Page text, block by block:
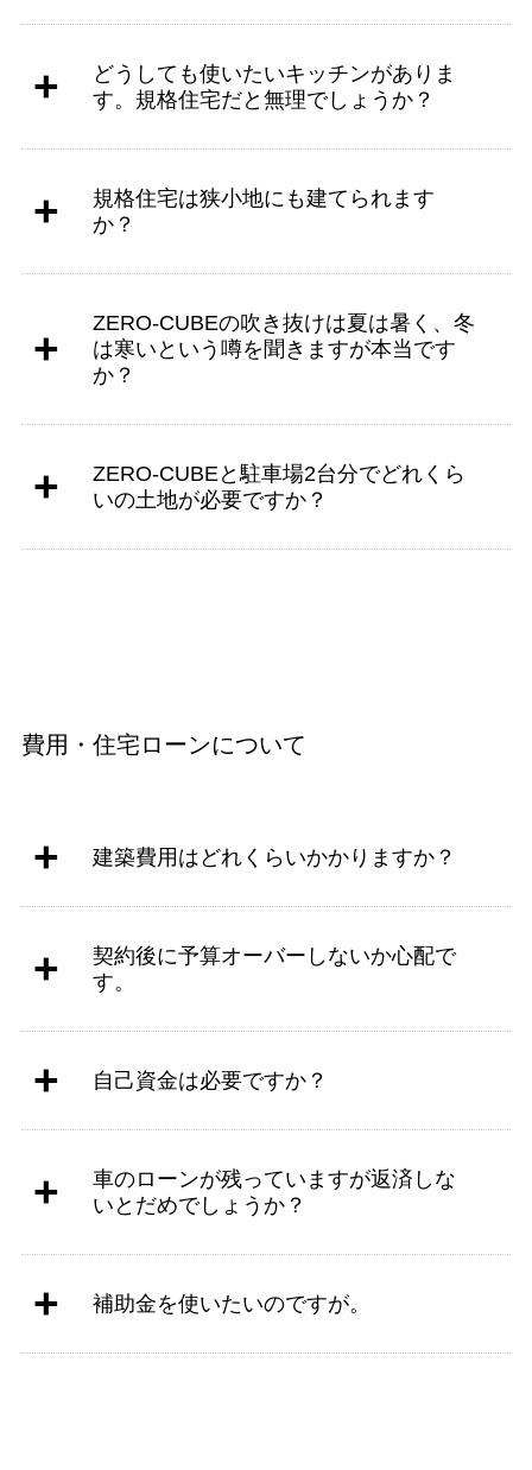
どうしても使いたいキッチンがありま
す。規格住宅だと無理でしょうか？
規格住宅は狭小地にも建てられます
か？
ZERO-CUBEの吹き抜けは夏は暑く、冬
は寒いという噂を聞きますが本当です
か？
ZERO-CUBEと駐車場2台分でどれくら
いの土地が必要ですか？
費用・住宅ローンについて
建築費用はどれくらいかかりますか？
契約後に予算オーバーしないか心配で
す。
自己資金は必要ですか？
車のローンが残っていますが返済しな
いとだめでしょうか？
補助金を使いたいのですが。